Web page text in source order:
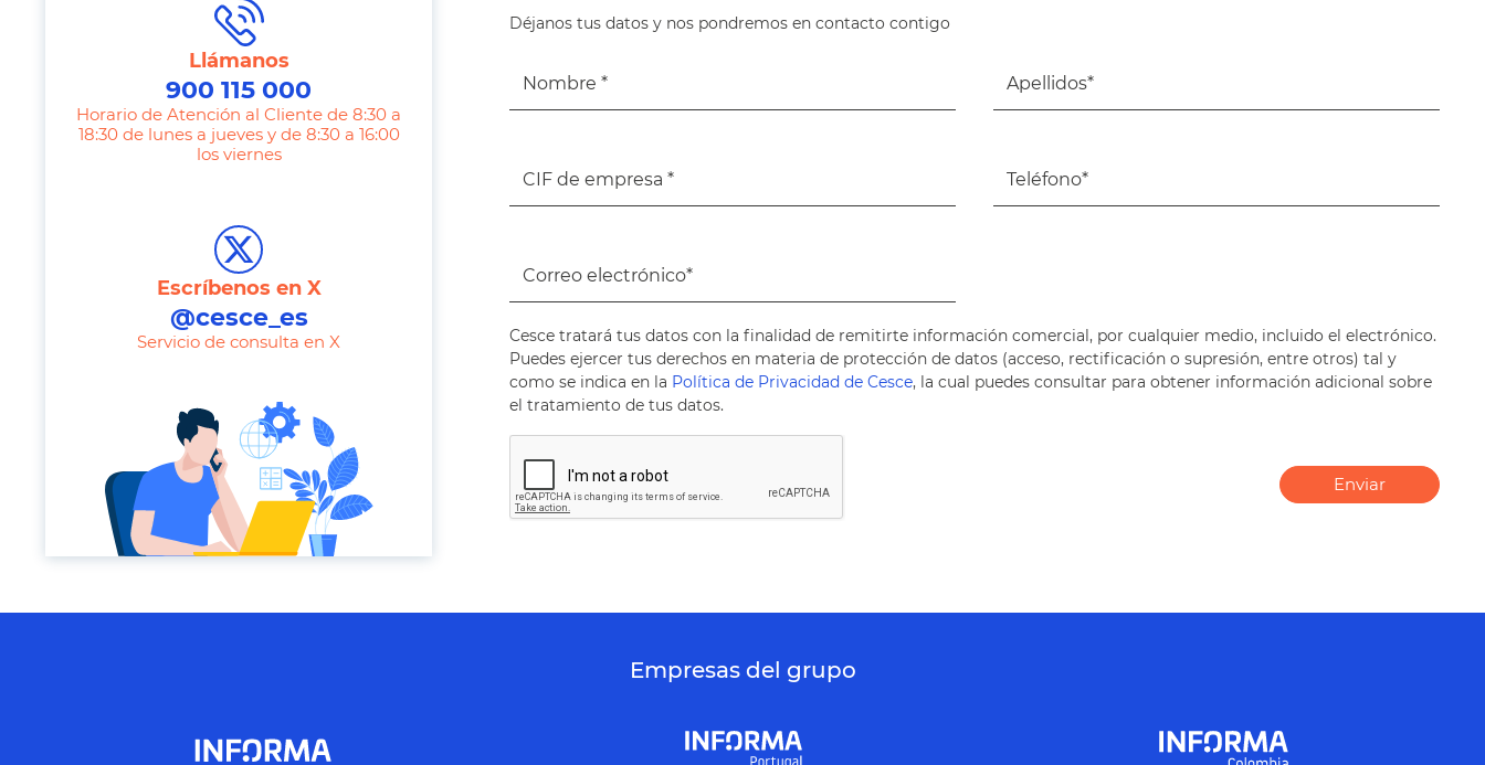
Llámanos
900 115 000
Horario de Atención al Cliente de 8:30 a
18:30 de lunes a jueves y de 8:30 a 16:00
los viernes
Escríbenos en X
@cesce_es
Servicio de consulta en X
Déjanos tus datos y nos pondremos en contacto contigo
Cesce tratará tus datos con la finalidad de remitirte información comercial, por cualquier medio, incluido el electrónico.
Puedes ejercer tus derechos en materia de protección de datos (acceso, rectificación o supresión, entre otros) tal y
como se indica en la Política de Privacidad de Cesce, la cual puedes consultar para obtener información adicional sobre
el tratamiento de tus datos.
Enviar
Empresas del grupo